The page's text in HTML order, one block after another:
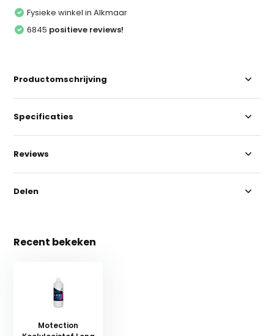
Fysieke winkel in Alkmaar
6845 positieve reviews!
Productomschrijving
Specificaties
Reviews
Delen
Recent bekeken
Motection